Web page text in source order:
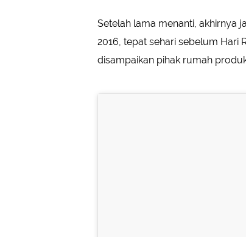
Setelah lama menanti, akhirnya
2016, tepat sehari sebelum Hari
disampaikan pihak rumah